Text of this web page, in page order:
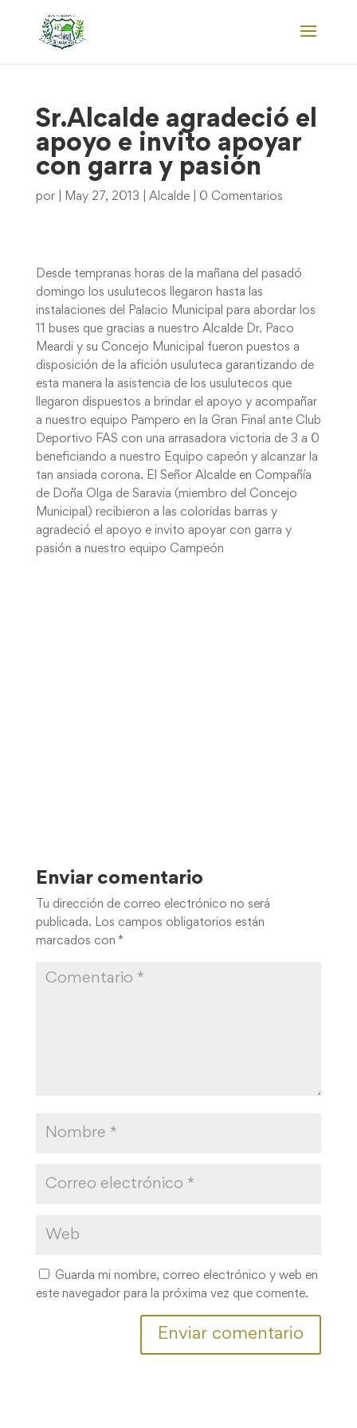
Sr.Alcalde agradeció el
apoyo e invito apoyar
con garra y pasión
por May 27, 2013 Alcalde| 0 Comentarios
Desde tempranas horas de la mañana del pasadó
domingo los usulutecos llegaron hasta las
instalaciones del Palacio Municipal para abordar los
11 buses que gracias a nuestro Alcalde Dr. Paco
Meardi y su Concejo Municipal fueron puestos a
disposición de la afición usuluteca garantizando de
esta manera la asistencia de los usulutecos que
llegaron dispuestos a brindar el apoyo y acompañar
a nuestro equipo Pampero en la Gran Final ante Club
Deportivo FAS con una arrasadora victoria de 3 a 0
beneficiando a nuestro Equipo capeón y alcanzar la
tan ansiada corona. El Señor Alcalde en Compañía
de Doña Olga de Saravia (miembro del Concejo
Municipal) recibieron a las coloridas barras y
agradeció el apoyo e invito apoyar con garra y
pasión a nuestro equipo Campeón
Enviar comentario
Tu dirección de correo electrónico no será
publicada.
Los campos obligatorios están
marcados con *
Guarda mi nombre, correo electrónico y web en
este navegador para la próxima vez que comente.